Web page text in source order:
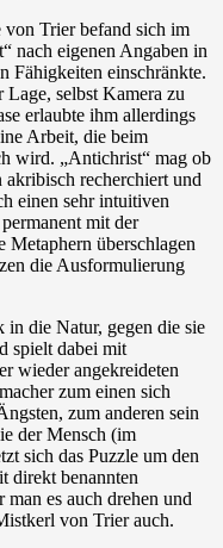
von Trier befand sich im
nach eigenen Angaben in
Fähigkeiten einschränkte.
Lage, selbst Kamera zu
erlaubte ihm allerdings
Arbeit, die beim
wird. „Antichrist“ mag ob
recherchiert und
einen sehr intuitiven
mit der
Metaphern überschlagen
die Ausformulierung
die Natur, gegen die sie
spielt dabei mit
wieder angekreideten
zum einen sich
zum anderen sein
der Mensch (im
sich das Puzzle um den
direkt benannten
es auch drehen und
von Trier auch.